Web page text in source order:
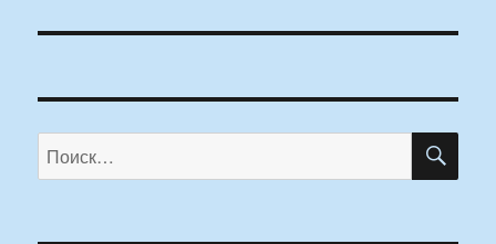
Искать: